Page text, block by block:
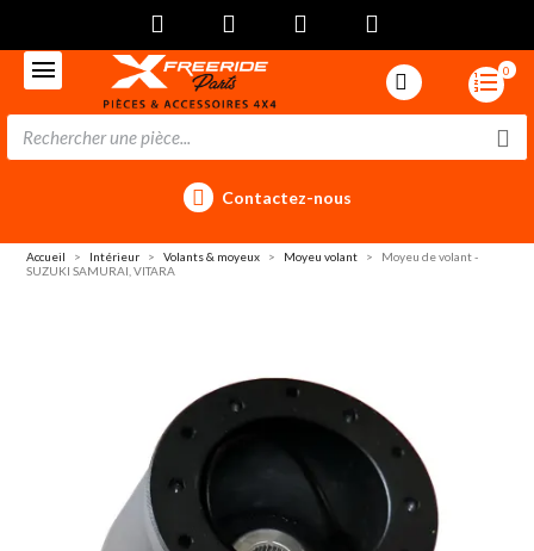
0
Contactez-nous
Accueil Intérieur Volants & moyeux Moyeu volant
Moyeu de volant -
SUZUKI SAMURAI, VITARA